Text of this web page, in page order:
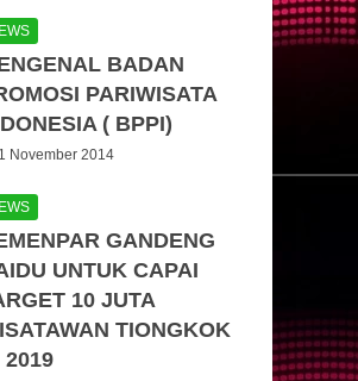
BADAN
PARIWISATA
( BPPI)
1 November 2014
GANDENG
UNTUK CAPAI
10 JUTA
TIONGKOK
2019